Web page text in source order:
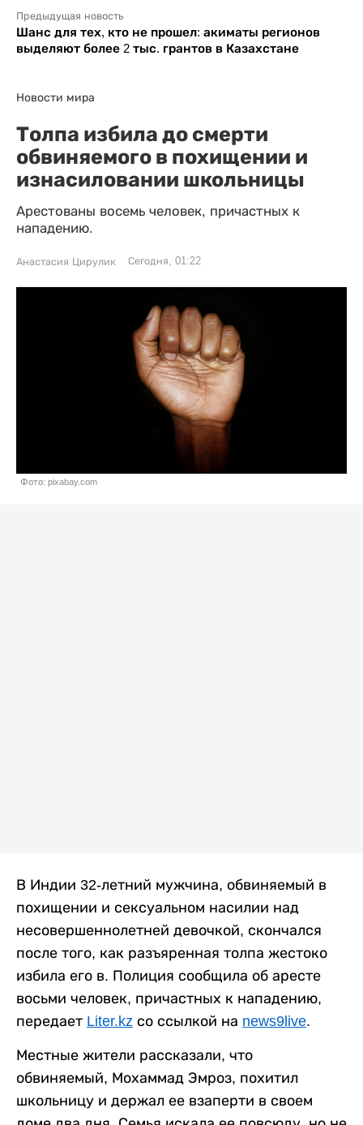
Предыдущая новость
Шанс для тех, кто не прошел: акиматы регионов
выделяют более 2 тыс. грантов в Казахстане
Новости мира
Толпа избила до смерти
обвиняемого в похищении и
изнасиловании школьницы
Арестованы восемь человек, причастных к
нападению.
Анастасия Цирулик Сегодня, 01:22
Фото: pixabay.com
В Индии 32-летний мужчина, обвиняемый в
похищении и сексуальном насилии над
несовершеннолетней девочкой, скончался
после того, как разъяренная толпа жестоко
избила его в. Полиция сообщила об аресте
восьми человек, причастных к нападению,
передает Liter.kz со ссылкой на news9live.
Местные жители рассказали, что
обвиняемый, Мохаммад Эмроз, похитил
школьницу и держал ее взаперти в своем